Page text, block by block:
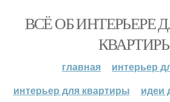
ВСЁ ОБ ИНТЕРЬЕРЕ
главная
интерьер
интерьер для квартиры
идеи